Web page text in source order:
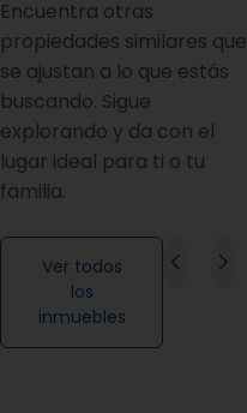
Encuentra otras
propiedades similares que
se ajustan a lo que estás
buscando. Sigue
explorando y da con el
lugar ideal para ti o tu
familia.
Ver todos
los
inmuebles